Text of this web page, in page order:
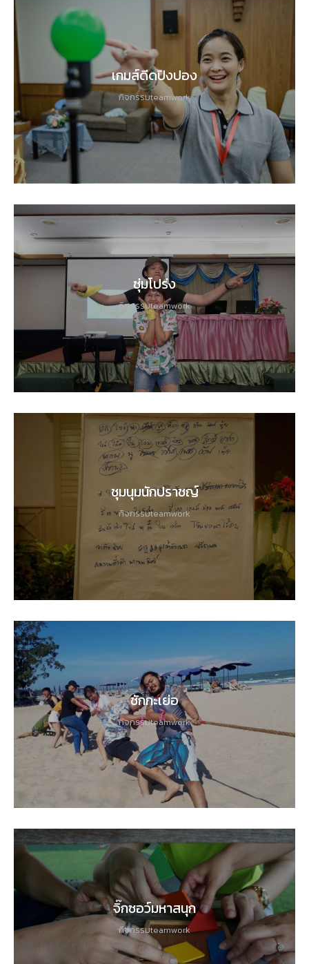
เกมส์ดีดปิงปอง
กิจกรรมteamwork
ซุ่มโปร่ง
กิจกรรมteamwork
ชุมนุมนักปราชญ์
กิจกรรมteamwork
ชักกะเย่อ
กิจกรรมteamwork
จิ๊กซอว์มหาสนุก
กิจกรรมteamwork